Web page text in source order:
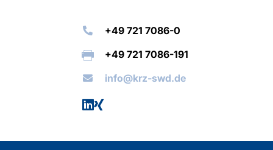
+49 721 7086-0
+49 721 7086-191
info@krz-swd.de